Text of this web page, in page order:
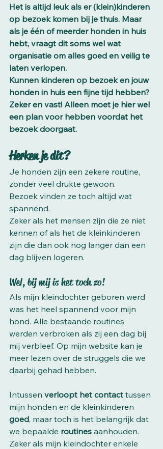
Het is altijd leuk als er (klein)kinderen
op bezoek komen bij je thuis. Maar
als je één of meerder honden in huis
hebt, vraagt dit soms wel wat
organisatie om alles goed en veilig te
laten verlopen.
Kunnen kinderen op bezoek en jouw
honden in huis een fijne tijd hebben?
Zeker en vast! Alleen moet je hier wel
een plan voor hebben voordat het
bezoek doorgaat.
Herken je dit?
Je honden zijn een zekere routine,
zonder veel drukte gewoon.
Bezoek vinden ze toch altijd wat
spannend.
Zeker als het mensen zijn die ze niet
kennen of als het de kleinkinderen
zijn die dan ook nog langer dan een
dag blijven logeren.
Wel, bij mij is het toch zo!
Als mijn kleindochter geboren werd
was het heel spannend voor mijn
hond. Alle bestaande routines
werden verbroken als zij een dag bij
mij verbleef. Op mijn website kan je
meer lezen over de struggels die we
daarbij gehad hebben.
Intussen verloopt het contact tussen
mijn honden en de kleinkinderen
goed, maar toch is het belangrijk dat
we bepaalde routines aanhouden.
Zeker als mijn kleindochter enkele